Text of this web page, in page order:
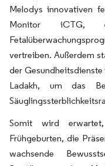
Melodys innovativen
Monitor iCTG,
vertreiben. Außerdem
der Gesundheitsdienste
Ladakh, um das
Somit wird
Frühgeburten, die
wachsende